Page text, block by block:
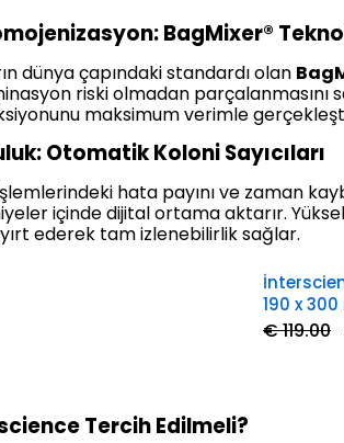
BagMixer®
dünya çapındaki standardı olan
riski olmadan
maksimum verimle
Otomatik Koloni Sayıcıları
hata payını ve zaman
içinde dijital ortama aktarır.
ederek tam izlenebilirlik sağlar.
190 x
€ 119.00
Tercih Edilmeli?